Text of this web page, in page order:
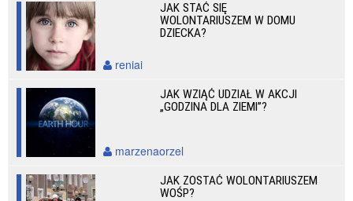
JAK STAĆ SIĘ
WOLONTARIUSZEM W DOMU
DZIECKA?
reniai
JAK WZIĄĆ UDZIAŁ W AKCJI
„GODZINA DLA ZIEMI”?
marzenaorzel
JAK ZOSTAĆ WOLONTARIUSZEM
WOŚP?